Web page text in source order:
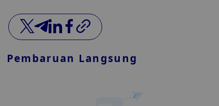
Pembaruan Langsung